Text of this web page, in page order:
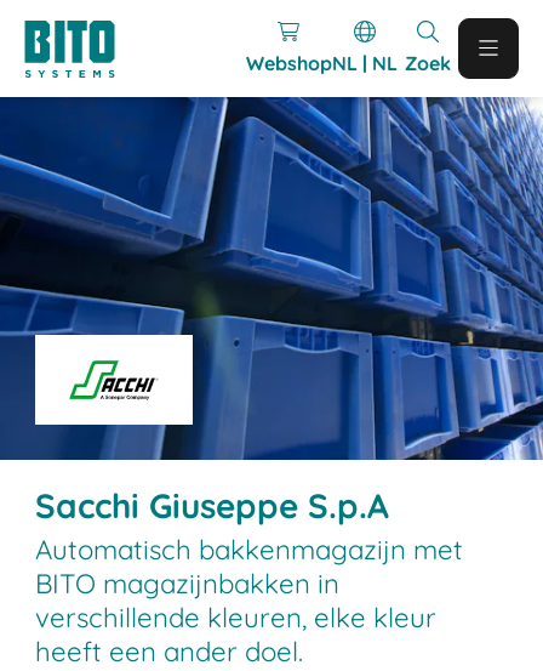
WebshopNL | NL Zoek
Sacchi Giuseppe S.p.A
Automatisch bakkenmagazijn met
BITO magazijnbakken in
verschillende kleuren, elke kleur
heeft een ander doel.